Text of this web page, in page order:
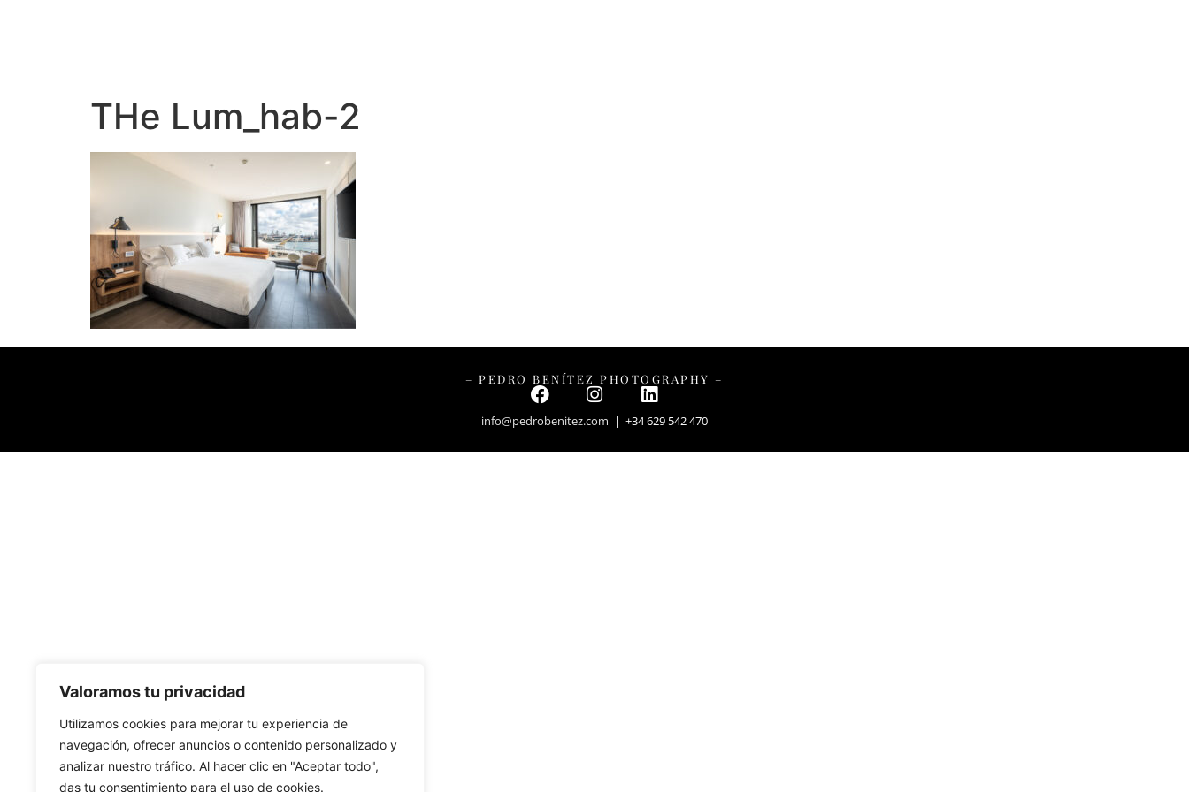
Valoramos tu privacidad
Utilizamos cookies para mejorar tu experiencia de
navegación, ofrecer anuncios o contenido personalizado y
analizar nuestro tráfico. Al hacer clic en "Aceptar todo",
das tu consentimiento para el uso de cookies.
THe Lum_hab-2
– PEDRO BENÍTEZ PHOTOGRAPHY –
info@pedrobenitez.com | +34 629 542 470